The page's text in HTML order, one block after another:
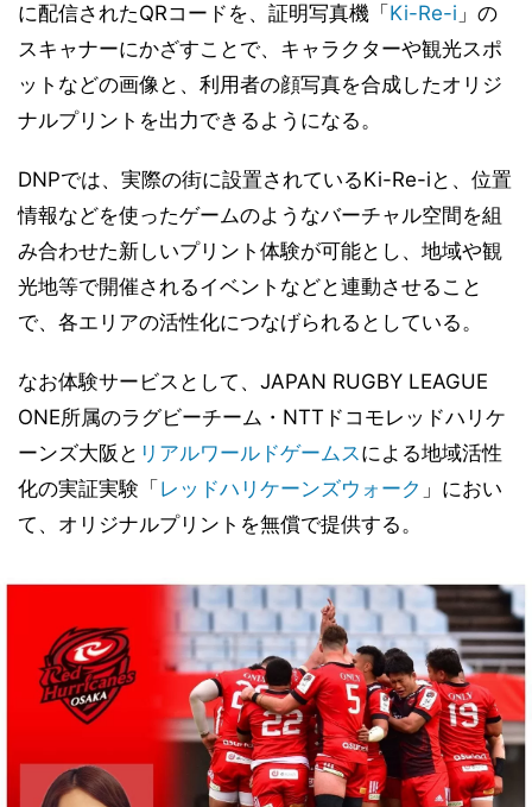
に配信されたQRコードを、証明写真機「 Ki-Re-i 」の
スキャナーにかざすことで、キャラクターや観光スポ
ットなどの画像と、利用者の顔写真を合成したオリジ
ナルプリントを出力できるようになる。
DNPでは、実際の街に設置されているKi-Re-iと、位置
情報などを使ったゲームのようなバーチャル空間を組
み合わせた新しいプリント体験が可能とし、地域や観
光地等で開催されるイベントなどと連動させること
で、各エリアの活性化につなげられるとしている。
なお体験サービスとして、JAPAN RUGBY LEAGUE
ONE所属のラグビーチーム・NTTドコモレッドハリケ
ーンズ大阪と リアルワールドゲームスによる地域活性
化の実証実験「 レッドハリケーンズウォーク 」におい
て、オリジナルプリントを無償で提供する。